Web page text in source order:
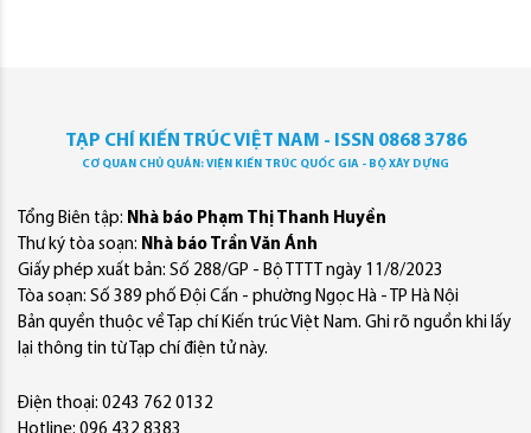
TẠP CHÍ KIẾN TRÚC VIỆT NAM - ISSN 0868 3786
CƠ QUAN CHỦ QUẢN: VIỆN KIẾN TRÚC QUỐC GIA - BỘ XÂY DỰNG
Tổng Biên tập: Nhà báo Phạm Thị Thanh Huyền
Thư ký tòa soạn: Nhà báo Trần Văn Ánh
Giấy phép xuất bản: Số 288/GP - Bộ TTTT ngày 11/8/2023
Tòa soạn: Số 389 phố Đội Cấn - phường Ngọc Hà - TP Hà Nội
Bản quyền thuộc về Tạp chí Kiến trúc Việt Nam. Ghi rõ nguồn khi lấy
lại thông tin từ Tạp chí điện tử này.
Điện thoại: 0243 762 0132